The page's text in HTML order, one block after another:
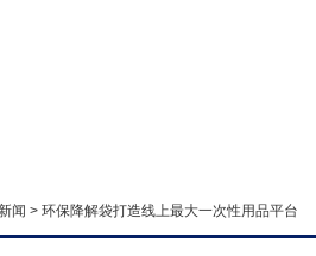
闻 > 环保降解袋打造线上最大一次性用品平台